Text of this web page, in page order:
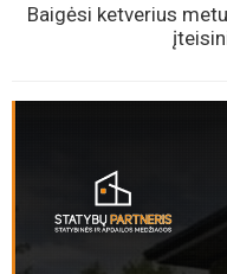
Baigėsi ketverius